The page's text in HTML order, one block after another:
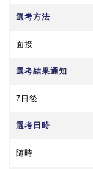
選考方法
面接
選考結果通知
7日後
選考日時
随時